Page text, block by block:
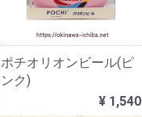
ポチオリオンビール(ピ
ンク)
¥ 1,540